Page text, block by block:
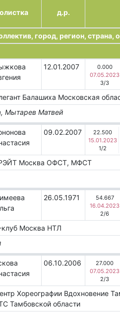
д.р.
город, регион, страна,
12.01.2007
0.000
07.05.2023
3/3
Балашиха Московская
Мытарев Матвей
09.02.2007
22.500
15.01.2023
1/2
МоскваОФСТ, МФСТ
26.05.1971
54.667
16.04.2023
2/6
клуб Москва НТЛ
06.10.2006
27.000
07.05.2023
2/3
Хореографии Вдохновение
Тамбовской области